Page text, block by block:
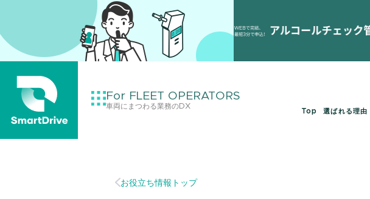
For FLEET OPERATORS
車両にまつわる業務のDX
Top 選ばれる理由
お役立ち情報トップ